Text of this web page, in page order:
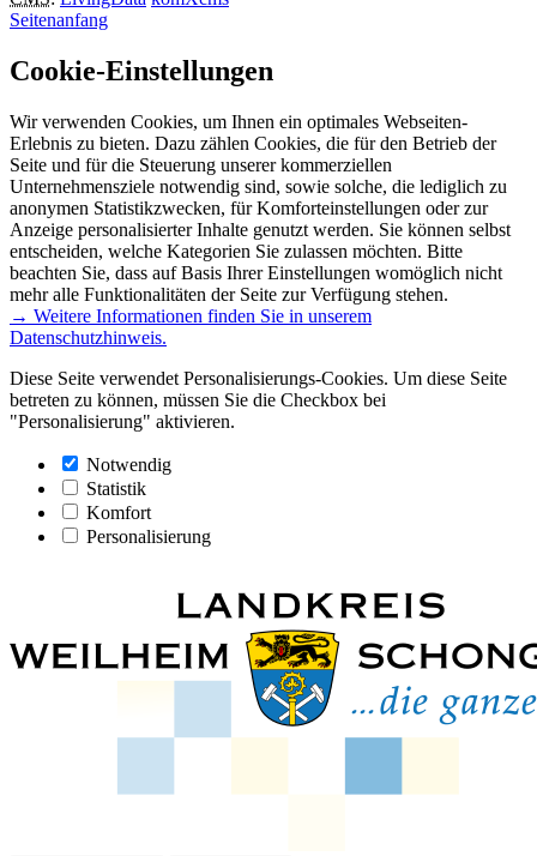
Seitenanfang
Cookie-Einstellungen
Wir verwenden Cookies, um Ihnen ein optimales Webseiten-
Erlebnis zu bieten. Dazu zählen Cookies, die für den Betrieb der
Seite und für die Steuerung unserer kommerziellen
Unternehmensziele notwendig sind, sowie solche, die lediglich zu
anonymen Statistikzwecken, für Komforteinstellungen oder zur
Anzeige personalisierter Inhalte genutzt werden. Sie können selbst
entscheiden, welche Kategorien Sie zulassen möchten. Bitte
beachten Sie, dass auf Basis Ihrer Einstellungen womöglich nicht
mehr alle Funktionalitäten der Seite zur Verfügung stehen.
→ Weitere Informationen finden Sie in unserem
Datenschutzhinweis.
Diese Seite verwendet Personalisierungs-Cookies. Um diese Seite
betreten zu können, müssen Sie die Checkbox bei
"Personalisierung" aktivieren.
Notwendig
Statistik
Komfort
Personalisierung